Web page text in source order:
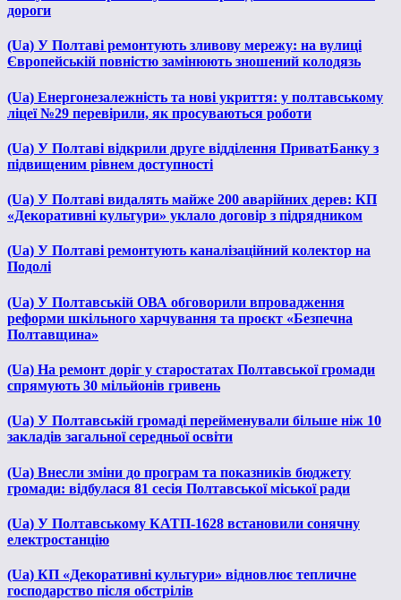
дороги
(Ua) У Полтаві ремонтують зливову мережу: на вулиці
Європейській повністю замінюють зношений колодязь
(Ua) Енергонезалежність та нові укриття: у полтавському
ліцеї №29 перевірили, як просуваються роботи
(Ua) У Полтаві відкрили друге відділення ПриватБанку з
підвищеним рівнем доступності
(Ua) У Полтаві видалять майже 200 аварійних дерев: КП
«Декоративні культури» уклало договір з підрядником
(Ua) У Полтаві ремонтують каналізаційний колектор на
Подолі
(Ua) У Полтавській ОВА обговорили впровадження
реформи шкільного харчування та проєкт «Безпечна
Полтавщина»
(Ua) На ремонт доріг у старостатах Полтавської громади
спрямують 30 мільйонів гривень
(Ua) У Полтавській громаді перейменували більше ніж 10
закладів загальної середньої освіти
(Ua) Внесли зміни до програм та показників бюджету
громади: відбулася 81 сесія Полтавської міської ради
(Ua) У Полтавському КАТП-1628 встановили сонячну
електростанцію
(Ua) КП «Декоративні культури» відновлює тепличне
господарство після обстрілів